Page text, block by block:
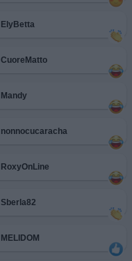
ElyBetta
CuoreMatto
Mandy
nonnocucaracha
RoxyOnLine
Sberla82
MELIDOM